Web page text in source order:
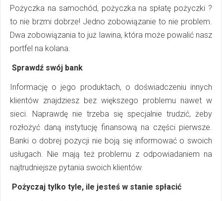
Pożyczka na samochód, pożyczka na spłatę pożyczki ?
to nie brzmi dobrze! Jedno zobowiązanie to nie problem.
Dwa zobowiązania to już lawina, która może powalić nasz
portfel na kolana.
Sprawdź swój bank
Informację o jego produktach, o doświadczeniu innych
klientów znajdziesz bez większego problemu nawet w
sieci. Naprawdę nie trzeba się specjalnie trudzić, żeby
rozłożyć daną instytucję finansową na części pierwsze.
Banki o dobrej pozycji nie boją się informować o swoich
usługach. Nie mają też problemu z odpowiadaniem na
najtrudniejsze pytania swoich klientów.
Pożyczaj tylko tyle, ile jesteś w stanie spłacić